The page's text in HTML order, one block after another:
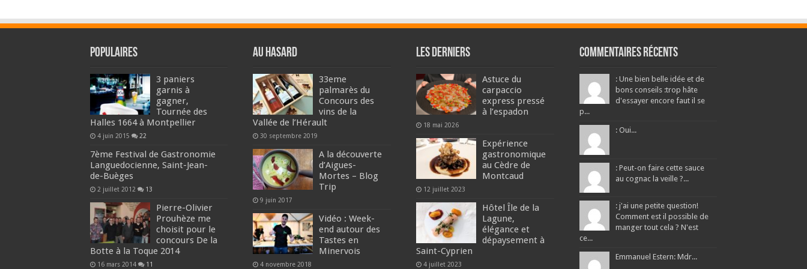
Populaires
3 paniers
garnis à
gagner,
Tournée des
Halles 1664 à Montpellier
4 juin 2015 22
7ème Festival de Gastronomie
Languedocienne, Saint-Jean-
de-Buèges
2 juillet 2012 13
Pierre-Olivier
Prouhèze me
choisit pour le
concours De la
Botte à la Toque 2014
16 mars 2014 11
Au hasard
33eme
palmarès du
Concours des
vins de la
Vallée de l’Hérault
30 septembre 2019
A la découverte
d’Aigues-
Mortes – Blog
Trip
9 juin 2017
Vidéo : Week-
end autour des
Tastes en
Minervois
4 novembre 2018
Les derniers
Astuce du
carpaccio
express pressé
à l’espadon
18 mai 2026
Expérience
gastronomique
au Cèdre de
Montcaud
12 juillet 2023
Hôtel Île de la
Lagune,
élégance et
dépaysement à
Saint-Cyprien
4 juillet 2023
Commentaires récents
: Une bien belle idée et de
bons conseils :trop hâte
d'essayer encore faut il se
p...
: Oui...
: Peut-on faire cette sauce
au cognac la veille ?...
: j'ai une petite question!
Comment est il possible de
manger tout cela ? N'est
ce...
Emmanuel Estern: Mdr...